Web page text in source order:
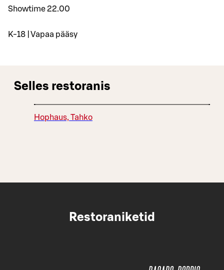
Showtime 22.00
K-18 | Vapaa pääsy
Selles restoranis
Hophaus, Tahko
Restoraniketid